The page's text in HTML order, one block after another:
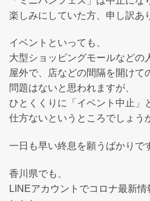
楽しみにしていた方、申し訳あ
イベントといっても、
大型ショッピングモールなどの
屋外で、店などの間隔を開けて
問題はないと思われますが、
ひとくくりに「イベント中止」
仕方ないというところでしょう
一日も早い終息を願うばかりで
香川県でも、
LINEアカウントでコロナ最新